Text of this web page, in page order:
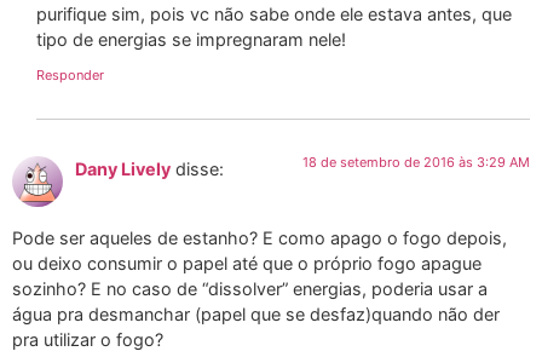
purifique sim, pois vc não sabe onde ele estava antes, que
tipo de energias se impregnaram nele!
Responder
Dany Lively disse: 18 de setembro de 2016 às 3:29 AM
Pode ser aqueles de estanho? E como apago o fogo depois,
ou deixo consumir o papel até que o próprio fogo apague
sozinho? E no caso de “dissolver” energias, poderia usar a
água pra desmanchar (papel que se desfaz)quando não der
pra utilizar o fogo?